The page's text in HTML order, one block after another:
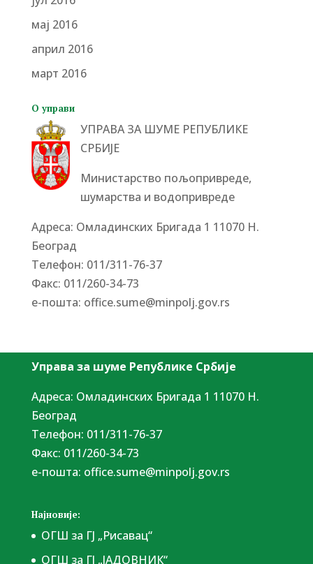
мај 2016
април 2016
март 2016
О управи
УПРАВА ЗА ШУМЕ РЕПУБЛИКЕ
СРБИЈЕ
Министарство пољопривреде,
шумарства и водопривреде
Адреса: Омладинских Бригада 1 11070 Н.
Београд
Tелефон: 011/311-76-37
Факс: 011/260-34-73
е-пошта: office.sume@minpolj.gov.rs
Управа за шуме Републике Србије
Адреса: Омладинских Бригада 1 11070 Н.
Београд
Tелефон: 011/311-76-37
Факс: 011/260-34-73
е-пошта: office.sume@minpolj.gov.rs
Најновије:
ОГШ за ГЈ „Рисавац“
ОГШ за ГЈ „ЈАДОВНИК“